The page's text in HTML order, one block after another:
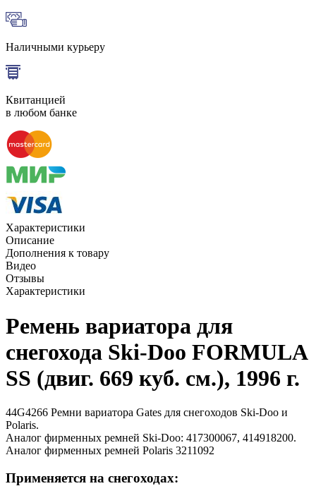
Наличными курьеру
Квитанцией
в любом банке
Характеристики
Описание
Дополнения к товару
Видео
Отзывы
Характеристики
Ремень вариатора для
снегохода Ski-Doo FORMULA
SS (двиг. 669 куб. см.), 1996 г.
44G4266 Ремни вариатора Gates для снегоходов Ski-Doo и
Polaris.
Аналог фирменных ремней Ski-Doo: 417300067, 414918200.
Аналог фирменных ремней Polaris 3211092
Применяется на снегоходах: